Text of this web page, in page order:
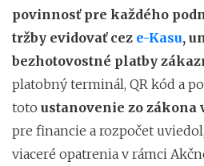
povinnosť pre každého
tržby evidovať cez e-Kasu,
bezhotovostné platby
platobný terminál, QR kód a
toto ustanovenie zo zákona
pre financie a rozpočet
viaceré opatrenia v rámci